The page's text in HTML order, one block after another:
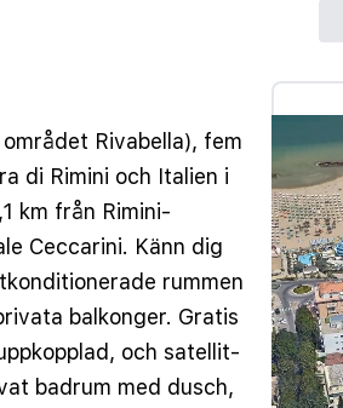
Rivabella), fem
di Rimini och Italien i
km från Rimini-
Ceccarini. Känn dig
rummen
balkonger. Gratis
och satellit-
badrum med dusch,